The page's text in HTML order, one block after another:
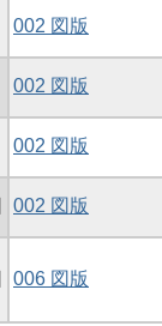
002 図版
002 図版
002 図版
002 図版
006 図版